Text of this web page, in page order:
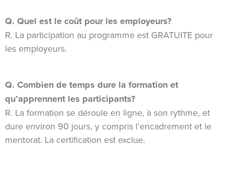
Q. Quel est le coût pour les employeurs?
R. La participation au programme est GRATUITE pour
les employeurs.
Q. Combien de temps dure la formation et
qu’apprennent les participants?
R. La formation se déroule en ligne, à son rythme, et
dure environ 90 jours, y compris l’encadrement et le
mentorat. La certification est exclue.